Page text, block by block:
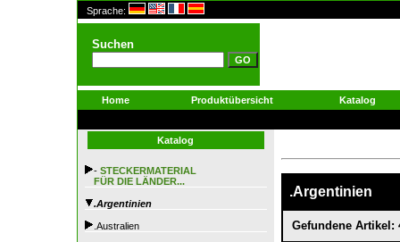
Sprache:
Suchen
Home Produktübersicht Katalog
Katalog
- STECKERMATERIAL
FÜR DIE LÄNDER...
.Argentinien
.Australien
.Argentinien
Gefundene Artikel: